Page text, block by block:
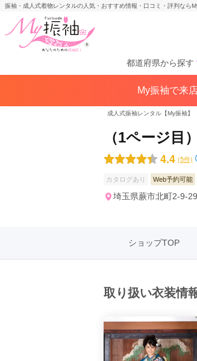
振袖・成人式着物レンタルの人気・おすすめ情報・口コミ・評判なら
都道府県から探す
北海道／東北
北海道(142)
福島県(60)
中部
愛知県(285)
岐阜県(85)
京都府(134)
和歌山県(36)
四国
香川県(44)
My振袖で来
成人式振袖レンタル【My振袖】
（1ページ目
4.4 (5件)
カタログあり Web予約可能
埼玉県蕨市北町2-9-29
ショップTOP
取り扱い衣装情